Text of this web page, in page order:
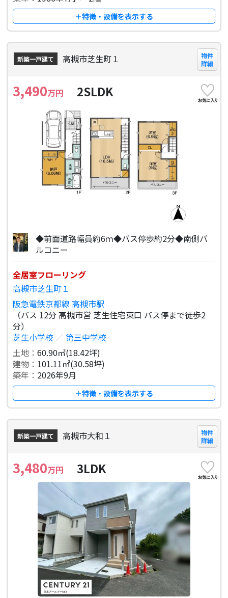
＋特徴・設備を表示する
新築一戸建て 高槻市芝生町１
物件
詳細
3,490万円 2SLDK
◆前面道路幅員約6ｍ◆バス停歩約2分◆南側バ
ルコニー
全居室フローリング
高槻市芝生町１
阪急電鉄京都線 高槻市駅
（バス 12分 高槻市営 芝生住宅東口 バス停まで徒歩2
分）
芝生小学校 ／ 第三中学校
土地：60.90㎡(18.42坪)
建物： 101.11㎡(30.58坪)
築年： 2026年9月
＋特徴・設備を表示する
新築一戸建て 高槻市大和１
物件
詳細
3,480万円 3LDK